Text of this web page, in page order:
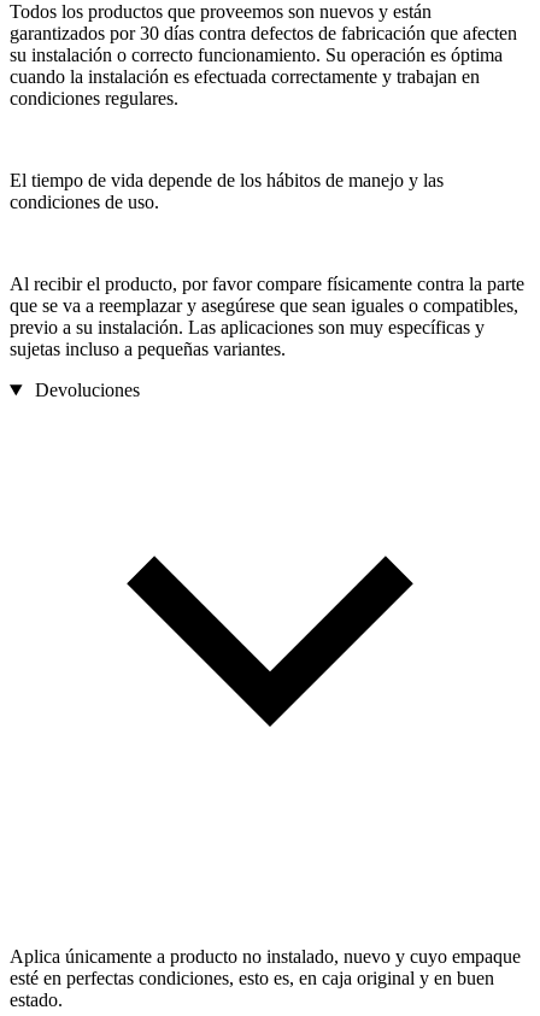
Todos los productos que proveemos son nuevos y están
garantizados por 30 días contra defectos de fabricación que afecten
su instalación o correcto funcionamiento. Su operación es óptima
cuando la instalación es efectuada correctamente y trabajan en
condiciones regulares.
El tiempo de vida depende de los hábitos de manejo y las
condiciones de uso.
Al recibir el producto, por favor compare físicamente contra la parte
que se va a reemplazar y asegúrese que sean iguales o compatibles,
previo a su instalación. Las aplicaciones son muy específicas y
sujetas incluso a pequeñas variantes.
Devoluciones
Aplica únicamente a producto no instalado, nuevo y cuyo empaque
esté en perfectas condiciones, esto es, en caja original y en buen
estado.